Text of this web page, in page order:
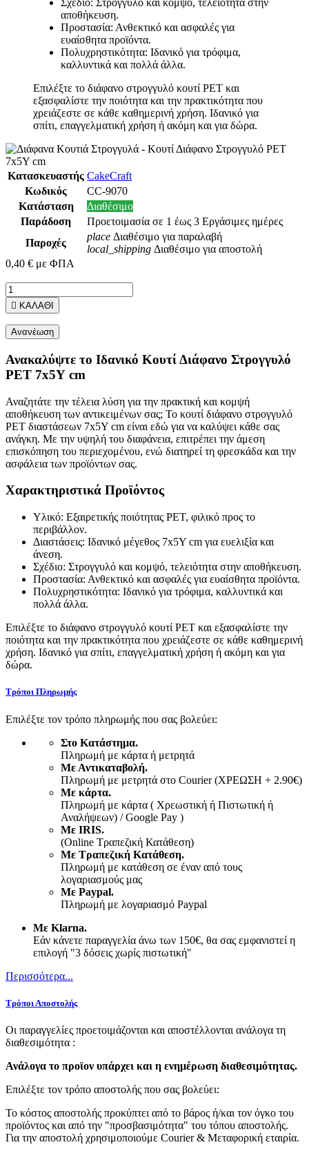
Σχέδιο: Στρογγυλό και κομψό, τελειότητα στην
αποθήκευση.
Προστασία: Ανθεκτικό και ασφαλές για
ευαίσθητα προϊόντα.
Πολυχρηστικότητα: Ιδανικό για τρόφιμα,
καλλυντικά και πολλά άλλα.
Επιλέξτε το διάφανο στρογγυλό κουτί PET και
εξασφαλίστε την ποιότητα και την πρακτικότητα που
χρειάζεστε σε κάθε καθημερινή χρήση. Ιδανικό για
σπίτι, επαγγελματική χρήση ή ακόμη και για δώρα.
Κατασκευαστής CakeCraft
Κωδικός
CC-9070
Κατάσταση
Διαθέσιμο
Παράδοση
Προετοιμασία σε 1 έως 3 Εργάσιμες ημέρες
Παροχές
place Διαθέσιμο για παραλαβή
local_shipping Διαθέσιμο για αποστολή
0,40 € με ΦΠΑ
 ΚΑΛΑΘΙ
Ανακαλύψτε το Ιδανικό Κουτί Διάφανο Στρογγυλό
PET 7x5Υ cm
Αναζητάτε την τέλεια λύση για την πρακτική και κομψή
αποθήκευση των αντικειμένων σας; Το κουτί διάφανο στρογγυλό
PET διαστάσεων 7x5Υ cm είναι εδώ για να καλύψει κάθε σας
ανάγκη. Με την υψηλή του διαφάνεια, επιτρέπει την άμεση
επισκόπηση του περιεχομένου, ενώ διατηρεί τη φρεσκάδα και την
ασφάλεια των προϊόντων σας.
Χαρακτηριστικά Προϊόντος
Υλικό: Εξαιρετικής ποιότητας PET, φιλικό προς το
περιβάλλον.
Διαστάσεις: Ιδανικό μέγεθος 7x5Υ cm για ευελιξία και
άνεση.
Σχέδιο: Στρογγυλό και κομψό, τελειότητα στην αποθήκευση.
Προστασία: Ανθεκτικό και ασφαλές για ευαίσθητα προϊόντα.
Πολυχρηστικότητα: Ιδανικό για τρόφιμα, καλλυντικά και
πολλά άλλα.
Επιλέξτε το διάφανο στρογγυλό κουτί PET και εξασφαλίστε την
ποιότητα και την πρακτικότητα που χρειάζεστε σε κάθε καθημερινή
χρήση. Ιδανικό για σπίτι, επαγγελματική χρήση ή ακόμη και για
δώρα.
Τρόποι Πληρωμής
Επιλέξτε τον τρόπο πληρωμής που σας βολεύει:
Στο Κατάστημα.
Πληρωμή με κάρτα ή μετρητά
Με Αντικαταβολή.
Πληρωμή με μετρητά στο Courier (ΧΡΕΩΣΗ + 2.90€)
Με κάρτα.
Πληρωμή με κάρτα ( Χρεωστική ή Πιστωτική ή
Αναλήψεων) / Google Pay )
Με IRIS.
(Online Τραπεζική Κατάθεση)
Με Τραπεζική Κατάθεση.
Πληρωμή με κατάθεση σε έναν από τους
λογαριασμούς μας
Με Paypal.
Πληρωμή με λογαριασμό Paypal
Με Klarna.
Εάν κάνετε παραγγελία άνω των 150€, θα σας εμφανιστεί η
επιλογή "3 δόσεις χωρίς πιστωτική"
Περισσότερα...
Τρόποι Αποστολής
Οι παραγγελίες προετοιμάζονται και αποστέλλονται ανάλογα τη
διαθεσιμότητα :
Ανάλογα το προϊoν υπάρχει και η ενημέρωση διαθεσιμότητας.
Επιλέξτε τον τρόπο αποστολής που σας βολεύει:
Το κόστος αποστολής προκύπτει από το βάρος ή/και τον όγκο του
προϊόντος και από την "προσβασιμότητα" του τόπου αποστολής.
Για την αποστολή χρησιμοποιούμε Courier & Μεταφορική εταιρία.